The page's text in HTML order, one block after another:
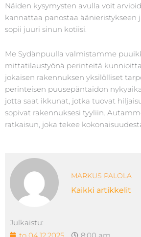
Näiden kysymysten avulla voit
kannattaa panostaa äänieristykseen
sopii juuri sinun kotiisi.
Me Sydänpuulla valmistamme
mittatilaustyönä perinteitä
jokaisen rakennuksen yksilölliset
perinteisen puusepäntaidon
jotta saat ikkunat, jotka tuovat
sopivat rakennuksesi tyyliin.
ratkaisun, joka tekee
MARKUS PALOLA
Kaikki artikkelit
Julkaistu: